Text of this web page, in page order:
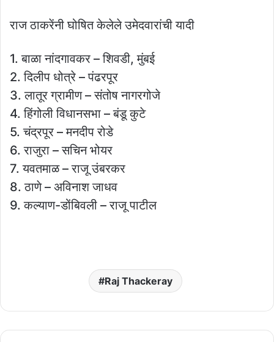
राज ठाकरेंनी घोषित केलेले उमेदवारांची यादी
1. बाळा नांदगावकर – शिवडी, मुंबई
2. दिलीप धोत्रे – पंढरपूर
3. लातूर ग्रामीण – संतोष नागरगोजे
4. हिंगोली विधानसभा – बंडू कुटे
5. चंद्रपूर – मनदीप रोडे
6. राजुरा – सचिन भोयर
7. यवतमाळ – राजू उंबरकर
8. ठाणे – अविनाश जाधव
9. कल्याण-डोंबिवली – राजू पाटील
Raj Thackeray